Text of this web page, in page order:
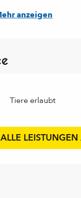
anzeigen
Tiere erlaubt
ALLE